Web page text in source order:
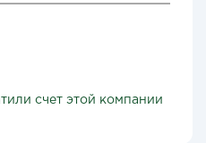
счет этой компании